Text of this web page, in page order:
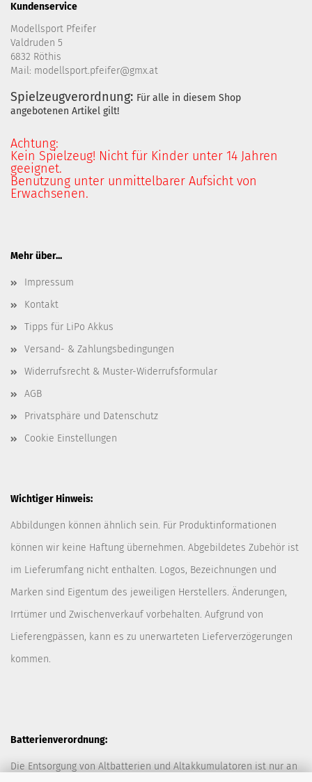
Kundenservice
Modellsport Pfeifer
Valdruden 5
6832 Röthis
Mail: modellsport.pfeifer@gmx.at
Spielzeugverordnung: Für alle in diesem Shop
angebotenen Artikel gilt!
Achtung:
Kein Spielzeug! Nicht für Kinder unter 14 Jahren
geeignet.
Benutzung unter unmittelbarer Aufsicht von
Erwachsenen.
Mehr über...
Impressum
Kontakt
Tipps für LiPo Akkus
Versand- & Zahlungsbedingungen
Widerrufsrecht & Muster-Widerrufsformular
AGB
Privatsphäre und Datenschutz
Cookie Einstellungen
Wichtiger Hinweis:
Abbildungen können ähnlich sein. Für Produktinformationen
können wir keine Haftung übernehmen. Abgebildetes Zubehör ist
im Lieferumfang nicht enthalten. Logos, Bezeichnungen und
Marken sind Eigentum des jeweiligen Herstellers. Änderungen,
Irrtümer und Zwischenverkauf vorbehalten. Aufgrund von
Lieferengpässen, kann es zu unerwarteten Lieferverzögerungen
kommen.
Batterienverordnung:
Die Entsorgung von Altbatterien und Altakkumulatoren ist nur an